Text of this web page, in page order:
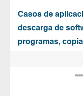
Casos de
descarga de
programas,